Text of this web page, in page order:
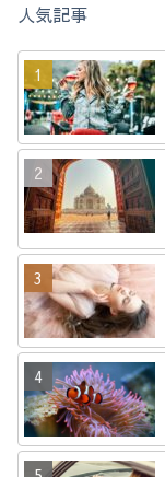
人気記事